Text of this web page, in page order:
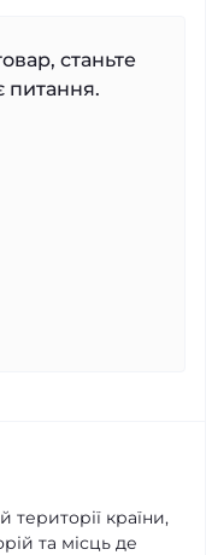
станьте
питання.
країни,
та місць де